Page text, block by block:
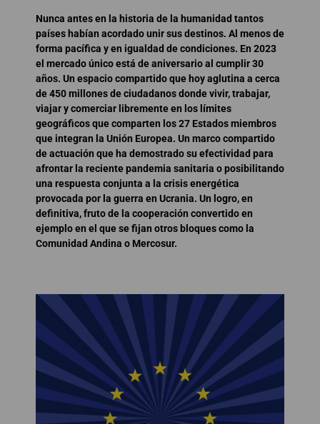
Nunca antes en la historia de la humanidad tantos
países habían acordado unir sus destinos. Al menos de
forma pacífica y en igualdad de condiciones. En 2023
el mercado único está de aniversario al cumplir 30
años. Un espacio compartido que hoy aglutina a cerca
de 450 millones de ciudadanos donde vivir, trabajar,
viajar y comerciar libremente en los límites
geográficos que comparten los 27 Estados miembros
que integran la Unión Europea. Un marco compartido
de actuación que ha demostrado su efectividad para
afrontar la reciente pandemia sanitaria o posibilitando
una respuesta conjunta a la crisis energética
provocada por la guerra en Ucrania. Un logro, en
definitiva, fruto de la cooperación convertido en
ejemplo en el que se fijan otros bloques como la
Comunidad Andina o Mercosur.